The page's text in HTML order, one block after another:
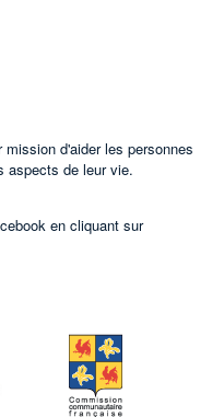
d'aider les personnes
aspects de leur vie.
en cliquant sur